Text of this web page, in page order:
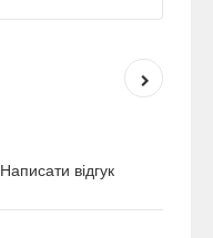
Написати відгук